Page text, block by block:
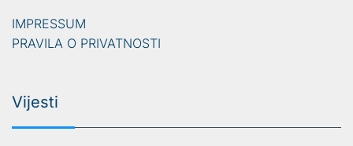
IMPRESSUM
PRAVILA O PRIVATNOSTI
Vijesti